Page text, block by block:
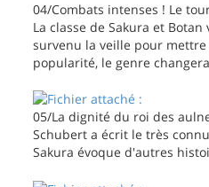
04/Combats intenses ! Le
La classe de Sakura et
survenu la veille pour
popularité, le genre
05/La dignité du roi des
Schubert a écrit le très
Sakura évoque d'autres